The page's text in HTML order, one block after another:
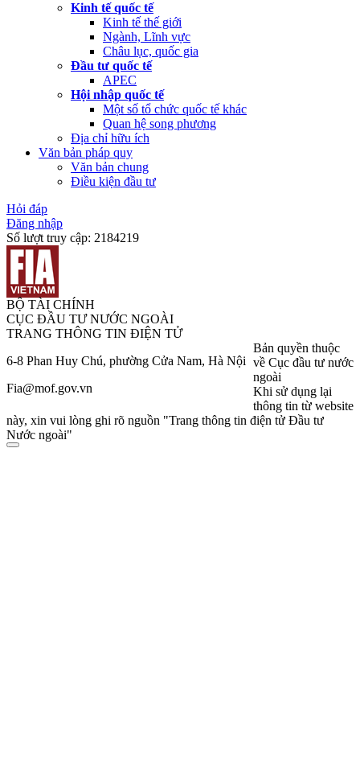
Kinh tế quốc tế
Kinh tế thế giới
Ngành, Lĩnh vực
Châu lục, quốc gia
Đầu tư quốc tế
APEC
Hội nhập quốc tế
Một số tổ chức quốc tế khác
Quan hệ song phương
Địa chỉ hữu ích
Văn bản pháp quy
Văn bản chung
Điều kiện đầu tư
Hỏi đáp
Đăng nhập
Số lượt truy cập: 2184219
BỘ TÀI CHÍNH
CỤC ĐẦU TƯ NƯỚC NGOÀI
TRANG THÔNG TIN ĐIỆN TỬ
6-8 Phan Huy Chú, phường Cửa Nam, Hà Nội
Fia@mof.gov.vn
Bản quyền thuộc
về Cục đầu tư nước
ngoài
Khi sử dụng lại
thông tin từ website
này, xin vui lòng ghi rõ nguồn "Trang thông tin điện tử Đầu tư
Nước ngoài"